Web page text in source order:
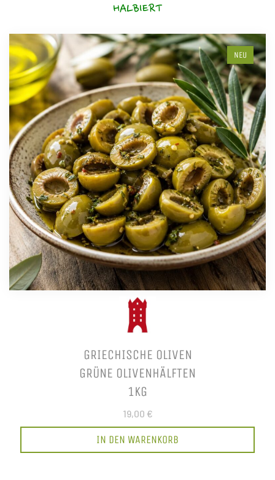
HALBIERT
NEU
GRIECHISCHE OLIVEN
GRÜNE OLIVENHÄLFTEN
1KG
19,00 €
IN DEN WARENKORB